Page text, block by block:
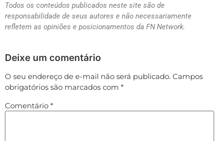
Todos os conteúdos publicados neste site são de
responsabilidade de seus autores e não necessariamente
refletem as opiniões e posicionamentos da FN Network.
Deixe um comentário
O seu endereço de e-mail não será publicado. Campos
obrigatórios são marcados com *
Comentário *